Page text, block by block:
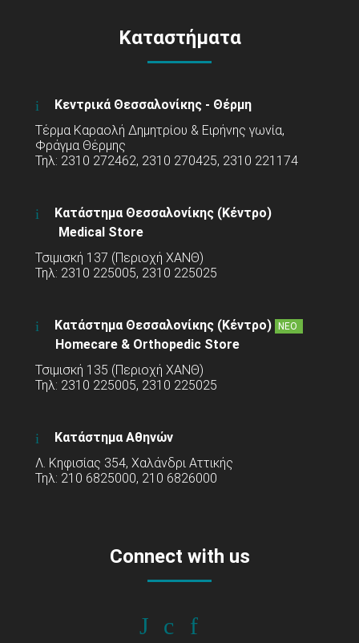
Καταστήματα
Κεντρικά Θεσσαλονίκης - Θέρμη
Τέρμα Καραολή Δημητρίου & Ειρήνης γωνία,
Φράγμα Θέρμης
Τηλ: 2310 272462, 2310 270425, 2310 221174
Κατάστημα Θεσσαλονίκης (Κέντρο)
Medical Store
Τσιμισκή 137 (Περιοχή ΧΑΝΘ)
Τηλ: 2310 225005, 2310 225025
Κατάστημα Θεσσαλονίκης (Κέντρο) ΝΕΟ
Homecare & Orthopedic Store
Τσιμισκή 135 (Περιοχή ΧΑΝΘ)
Τηλ: 2310 225005, 2310 225025
Κατάστημα Αθηνών
Λ. Κηφισίας 354, Χαλάνδρι Αττικής
Τηλ: 210 6825000, 210 6826000
Connect with us